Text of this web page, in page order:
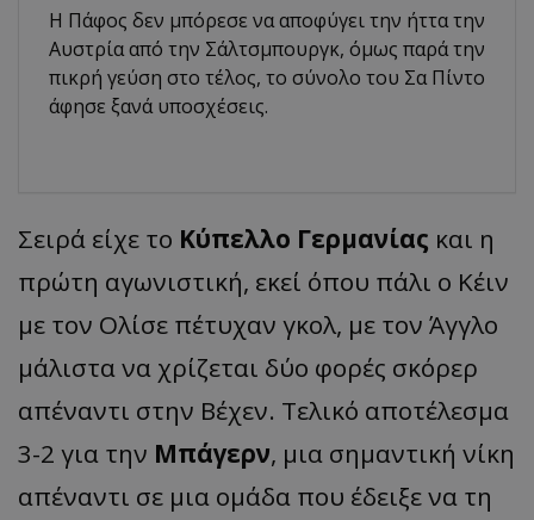
Η Πάφος δεν μπόρεσε να αποφύγει την ήττα την
Αυστρία από την Σάλτσμπουργκ, όμως παρά την
πικρή γεύση στο τέλος, το σύνολο του Σα Πίντο
άφησε ξανά υποσχέσεις.
Σειρά είχε το Κύπελλο Γερμανίας και η
πρώτη αγωνιστική, εκεί όπου πάλι ο Κέιν
με τον Ολίσε πέτυχαν γκολ, με τον Άγγλο
μάλιστα να χρίζεται δύο φορές σκόρερ
απέναντι στην Βέχεν. Τελικό αποτέλεσμα
3-2 για την Μπάγερν, μια σημαντική νίκη
απέναντι σε μια ομάδα που έδειξε να τη